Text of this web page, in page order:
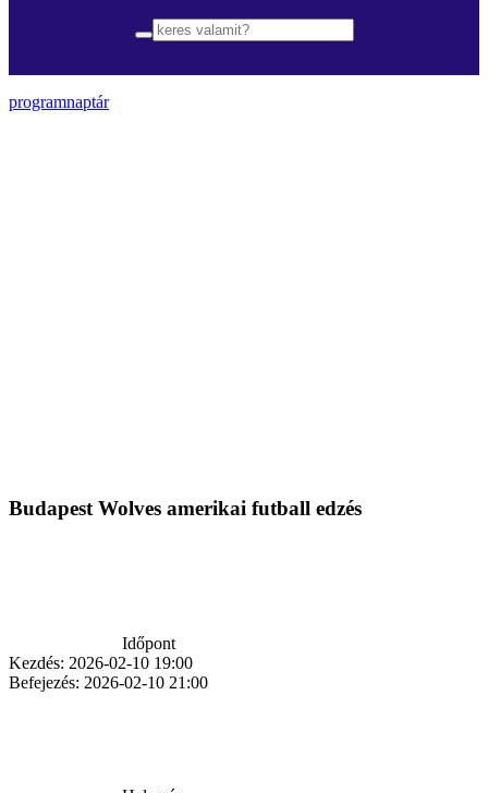
programnaptár
Budapest Wolves amerikai futball edzés
Időpont
Kezdés: 2026-02-10 19:00
Befejezés: 2026-02-10 21:00